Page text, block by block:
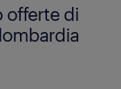
offerte di